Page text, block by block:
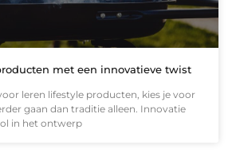
met een innovatieve twist
leren lifestyle producten, kies je voor
gaan dan traditie alleen. Innovatie
in het ontwerp